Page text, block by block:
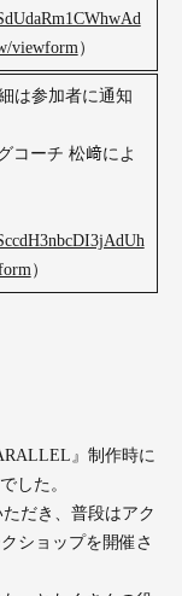
viewform ）
は参加者に通知
コーチ 松﨑によ
）
』制作時に
した。
だき、普段はアク
ショップを開催さ